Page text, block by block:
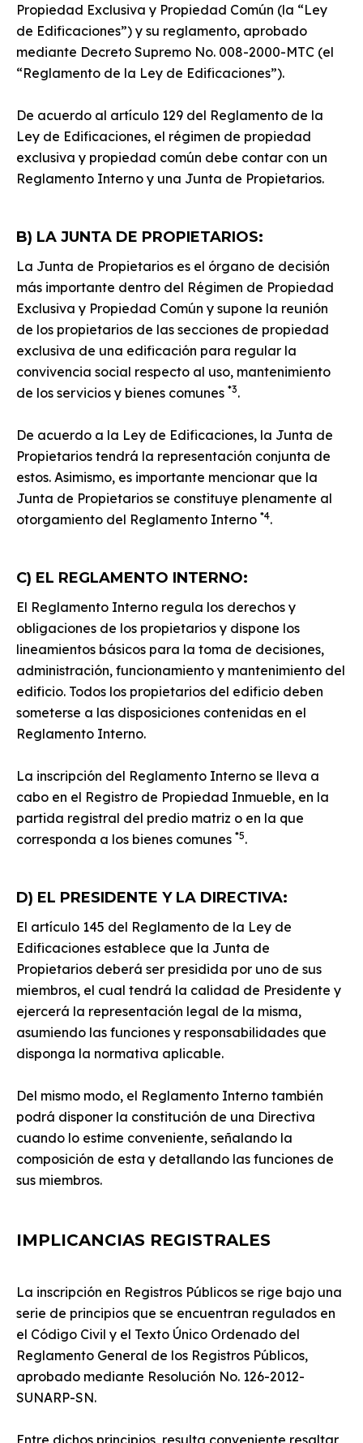
Propiedad Exclusiva y Propiedad Común (la “Ley
de Edificaciones”) y su reglamento, aprobado
mediante Decreto Supremo No. 008-2000-MTC (el
“Reglamento de la Ley de Edificaciones”).
De acuerdo al artículo 129 del Reglamento de la
Ley de Edificaciones, el régimen de propiedad
exclusiva y propiedad común debe contar con un
Reglamento Interno y una Junta de Propietarios.
B) LA JUNTA DE PROPIETARIOS:
La Junta de Propietarios es el órgano de decisión
más importante dentro del Régimen de Propiedad
Exclusiva y Propiedad Común y supone la reunión
de los propietarios de las secciones de propiedad
exclusiva de una edificación para regular la
convivencia social respecto al uso, mantenimiento
de los servicios y bienes comunes *3.
De acuerdo a la Ley de Edificaciones, la Junta de
Propietarios tendrá la representación conjunta de
estos. Asimismo, es importante mencionar que la
Junta de Propietarios se constituye plenamente al
otorgamiento del Reglamento Interno *4.
C) EL REGLAMENTO INTERNO:
El Reglamento Interno regula los derechos y
obligaciones de los propietarios y dispone los
lineamientos básicos para la toma de decisiones,
administración, funcionamiento y mantenimiento del
edificio. Todos los propietarios del edificio deben
someterse a las disposiciones contenidas en el
Reglamento Interno.
La inscripción del Reglamento Interno se lleva a
cabo en el Registro de Propiedad Inmueble, en la
partida registral del predio matriz o en la que
corresponda a los bienes comunes *5.
D) EL PRESIDENTE Y LA DIRECTIVA:
El artículo 145 del Reglamento de la Ley de
Edificaciones establece que la Junta de
Propietarios deberá ser presidida por uno de sus
miembros, el cual tendrá la calidad de Presidente y
ejercerá la representación legal de la misma,
asumiendo las funciones y responsabilidades que
disponga la normativa aplicable.
Del mismo modo, el Reglamento Interno también
podrá disponer la constitución de una Directiva
cuando lo estime conveniente, señalando la
composición de esta y detallando las funciones de
sus miembros.
IMPLICANCIAS REGISTRALES
La inscripción en Registros Públicos se rige bajo una
serie de principios que se encuentran regulados en
el Código Civil y el Texto Único Ordenado del
Reglamento General de los Registros Públicos,
aprobado mediante Resolución No. 126-2012-
SUNARP-SN.